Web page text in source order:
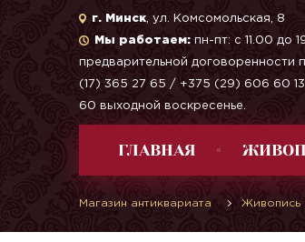
г. Минск , ул. Комсомольская, 8
Мы работаем: пн-пт: с 11.00 до
предварительной договоренности
(17) 365 27 65 / +375 (29) 606 60
60 выходной воскресенье.
ГЛАВНАЯ
Магазин антиквариата Живопись